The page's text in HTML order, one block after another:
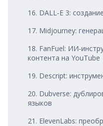
16. DALL‑E 3:
17. Midjourney:
18. FanFuel:
контента на YouTube
19. Descript:
20. Dubverse:
языков
21. ElevenLabs: